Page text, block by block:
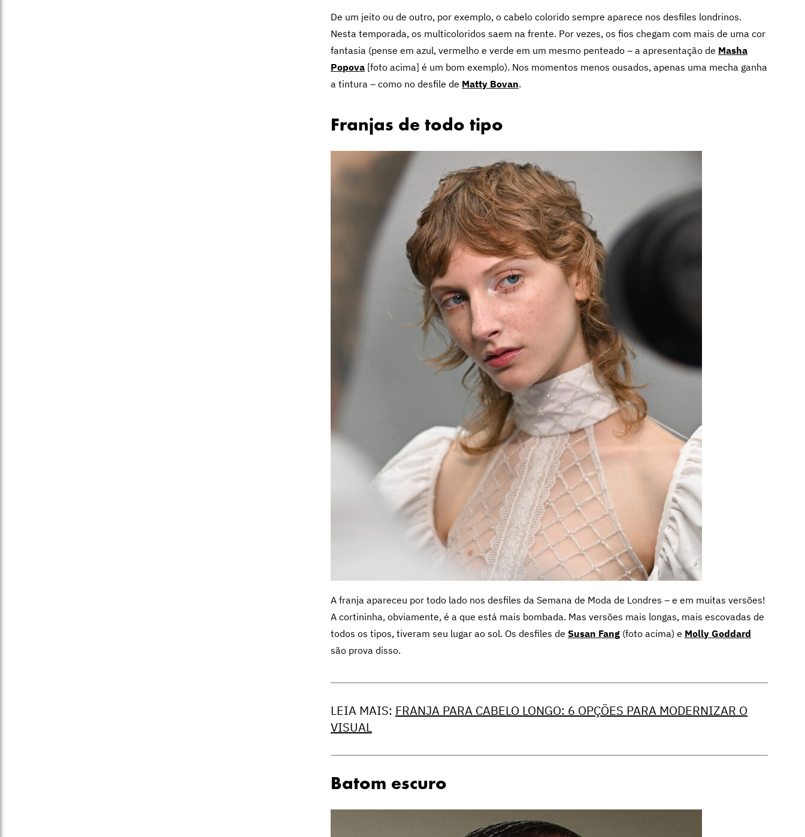
De um jeito ou de outro, por exemplo, o cabelo colorido sempre aparece nos desfiles londrinos.
Nesta temporada, os multicoloridos saem na frente. Por vezes, os fios chegam com mais de uma cor
fantasia (pense em azul, vermelho e verde em um mesmo penteado – a apresentação de Masha
Popova [foto acima] é um bom exemplo). Nos momentos menos ousados, apenas uma mecha ganha
a tintura – como no desfile de Matty Bovan.
Franjas de todo tipo
A franja apareceu por todo lado nos desfiles da Semana de Moda de Londres – e em muitas versões!
A cortininha, obviamente, é a que está mais bombada. Mas versões mais longas, mais escovadas de
todos os tipos, tiveram seu lugar ao sol. Os desfiles de Susan Fang (foto acima) e Molly Goddard
são prova disso.
LEIA MAIS: FRANJA PARA CABELO LONGO: 6 OPÇÕES PARA MODERNIZAR O
VISUAL
Batom escuro